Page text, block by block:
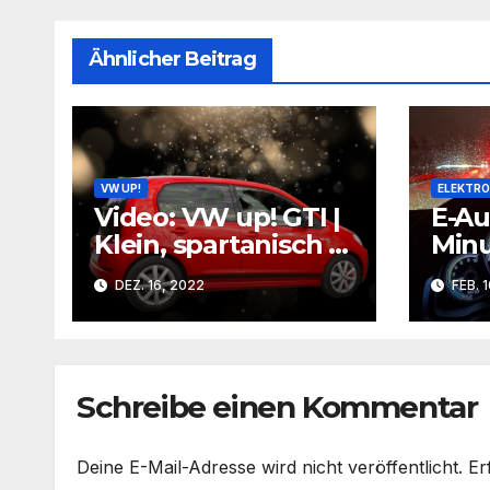
Ähnlicher Beitrag
VW UP!
Video: VW up! GTI |
Klein, spartanisch &
bezahlbar |
CarRanger
DEZ. 16, 2022
E-
inFEB.
Schreibe einen Kommentar
Deine E-Mail-Adresse wird nicht veröffentlicht.